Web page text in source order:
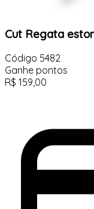
Cut Regata
Código 5482
Ganhe pontos
R$ 159,00